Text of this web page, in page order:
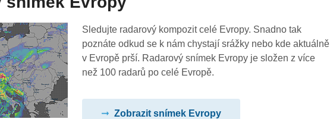
11:10
11:00
10:50
Sledujte radarový kompozit celé Evropy. Snadno tak
poznáte odkud se k nám chystají srážky nebo kde aktuálně
v Evropě prší. Radarový snímek Evropy je složen z více
než 100 radarů po celé Evropě.
Zobrazit snímek Evropy